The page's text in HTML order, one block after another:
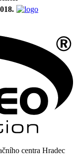
centra Hradec